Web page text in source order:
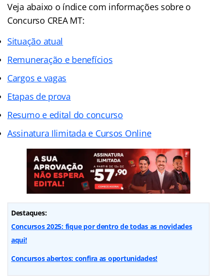
Veja abaixo o índicecom informações sobre o
Concurso CREA MT:
Situação atual
Remuneração e benefícios
Cargos e vagas
Etapas de prova
Resumo e edital do concurso
Assinatura Ilimitada e Cursos Online
Destaques:
Concursos 2025: fique por dentro de todas as novidades
aqui!
Concursos abertos: confira as oportunidades!